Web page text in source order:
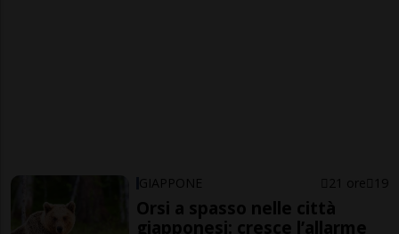
GIAPPONE 21 ore 19
Orsi a spasso nelle città
giapponesi: cresce l’allarme